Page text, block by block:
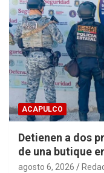
ACAPULCO
Detienen a dos
de una butique
agosto 6, 2026